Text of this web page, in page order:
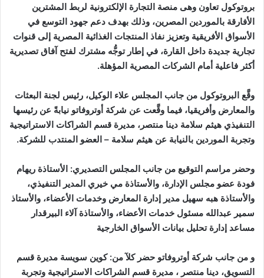
بروتوكول تعاون وهى منصة التجارة الإلكترونية لربط المشترين
الأفارقة بالموردين المصرين، وذلك بهدف دعم جهود التوسع في
الأسواق الأفريقية وتعزيز نفاذ المنتجات الغذائية المصرية إلى قنوات
تجارية جديدة داخل القارة، في إطار توجُّه مشترك لفتح آفاق تصديرية
أكثر فاعلية أمام الشركات المصرية المؤهلة.
وقَّع البروتوكول من جانب المجلس علاء الوكيل، رئيس لجنة البعثات
والمعارض وأفريقيا، فيما وقَّعت عن شركة أوتروفاتو نيابةً عن رئيسها
التنفيذي هيثم سلامة دينا منتصر، مديرة قسم الشراكات الاستراتيجية
وتجربة الموردين بالنيابة عن هيثم سلامة – العضو المنتدب للشركة.
وحضر مراسم التوقيع من جانب المجلس التصديري: الأستاذة ريهام
فودة عضو مجلس الإدارة، والأستاذة مي خيري المدير التنفيذي،
والأستاذة هبه سهيل مدير إدارة المعارض وخدمات الأعضاء، والأستاذ
سمير عبدالله مسئول خدمات الأعضاء، والأستاذة آلاء البيرقدار
مساعد إدارة تحليل بيانات الأسواق الخارجية
و من جانب شركة أوتروفاتو حضر كلآ من: كوين سويسة مديرة قسم
التسويق، دينا منتصر ، مديرة قسم الشراكات الاستراتيجية وتجربة